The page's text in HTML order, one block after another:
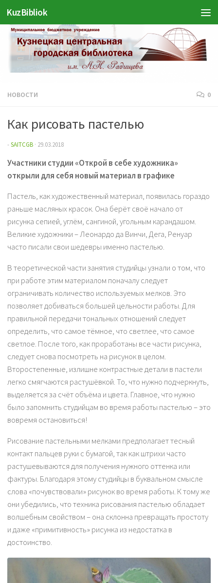
Перейти к содержимому
KuzBibliok
НОВОСТИ 0
Как рисовать пастелью
-SAITCGB · 29.03.2018
Участники студии «Открой в себе художника»
открыли для себя новый материал в графике
Пастель, как художественный материал, появилась гораздо
раньше масляных красок. Она берёт своё начало от
рисунка сепией, углём, сангиной, угольным карандашом.
Великие художники – Леонардо да Винчи, Дега, Ренуар
часто писали свои шедевры именно пастелью.
В теоретической части занятия студийцы узнали о том, что
при работе этим материалом поначалу следует
ограничивать количество используемых мелков. Это
позволяет добиваться большей цельности работы. Для
правильной передачи тональных отношений следует
определить, что самое тёмное, что светлее, что самое
светлое. После того, как проработаны все части рисунка,
следует снова посмотреть на рисунок в целом.
Второстепенные, излишне контрастные детали в пастели
легко смягчаются растушёвкой. То, что нужно подчеркнуть,
выделяется за счёт объёма и цвета. Главное, что нужно
было запомнить студийцам во время работы пастелью – это
вовремя остановиться!
Рисование пастельными мелками предполагает тесный
контакт пальцев руки с бумагой, так как штрихи часто
растушевываются для получения нужного оттенка или
фактуры. Благодаря этому студийцы в буквальном смысле
слова «почувствовали» рисунок во время работы. К тому же
они убедились, что техника рисования пастелью обладает
волшебным свойством – она склонна превращать простоту
и даже «примитивность» рисунка из недостатка в
достоинство.